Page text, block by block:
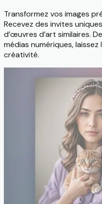
Transformez vos images
Recevez des invites
d’œuvres d’art similaires.
médias numériques,
créativité.